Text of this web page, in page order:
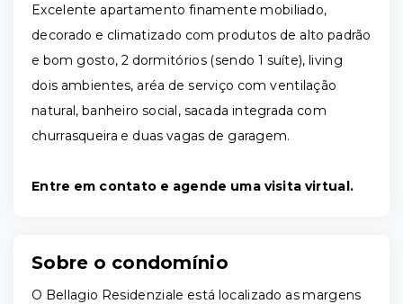
Excelente apartamento finamente mobiliado,
decorado e climatizado com produtos de alto padrão
e bom gosto, 2 dormitórios (sendo 1 suíte), living
dois ambientes, aréa de serviço com ventilação
natural, banheiro social, sacada integrada com
churrasqueira e duas vagas de garagem.
Entre em contato e agende uma visita virtual.
Sobre o condomínio
O Bellagio Residenziale está localizado as margens